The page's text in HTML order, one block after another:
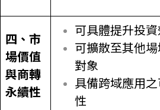
四、市
場價值
與商轉
永續性
可具體提升投
可擴散至其他
對象
具備跨域應用
性